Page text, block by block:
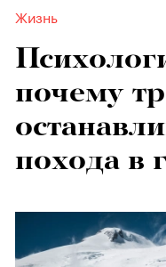
Жизнь
почему
похода в